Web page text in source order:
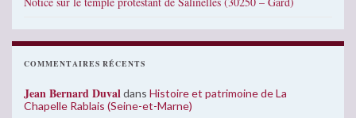
COMMENTAIRES RÉCENTS
Jean Bernard Duvaldans Histoire et patrimoine de La
Chapelle Rablais (Seine-et-Marne)